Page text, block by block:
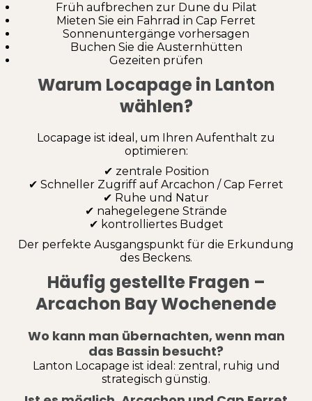
Früh aufbrechen zur Dune du Pilat
Mieten Sie ein Fahrrad in Cap Ferret
Sonnenuntergänge vorhersagen
Buchen Sie die Austernhütten
Gezeiten prüfen
Warum Locapage in Lanton
wählen?
Locapage ist ideal, um Ihren Aufenthalt zu
optimieren:
✔ zentrale Position
✔ Schneller Zugriff auf Arcachon / Cap Ferret
✔ Ruhe und Natur
✔ nahegelegene Strände
✔ kontrolliertes Budget
Der perfekte Ausgangspunkt für die Erkundung
des Beckens.
Häufig gestellte Fragen –
Arcachon Bay Wochenende
Wo kann man übernachten, wenn man
das Bassin besucht?
Lanton Locapage ist ideal: zentral, ruhig und
strategisch günstig.